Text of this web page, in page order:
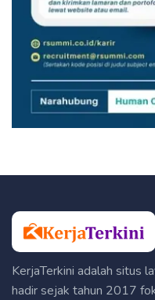
KerjaTerkini adalah situs
hadir sejak tahun 2017